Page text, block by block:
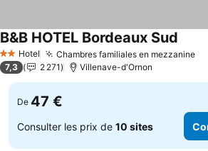
2 Étoiles
Hotel Chambres familiales en mezzanine
B&B HOTEL Bordeaux Sud
7,3 2 271 Villenave-d'Ornon
De 47 €
Consulter les prix de 10 sites